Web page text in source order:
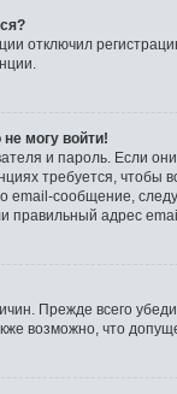
отключил
могу войти!
и пароль. Если
требуется, чтобы
email-сообщение,
правильный адрес
Прежде всего
возможно, что